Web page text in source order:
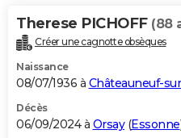
Therese PICHOFF (88
Créer une cagnotte obsèques
Naissance
08/07/1936 à Châteauneuf-
Décès
06/09/2024 à Orsay(Essonne